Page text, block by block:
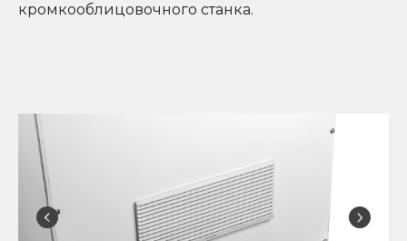
кромкооблицовочного станка.